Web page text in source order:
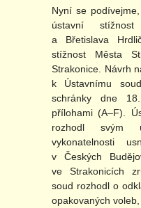
Nyní se
ústavní stížnost
a Břetislava
stížnost Města
Strakonice. Návrh
k Ústavnímu
schránky dne
přílohami (A–F).
rozhodl svým
vykonatelnosti
v Českých
ve Strakonicích
soud rozhodl o
opakovaných